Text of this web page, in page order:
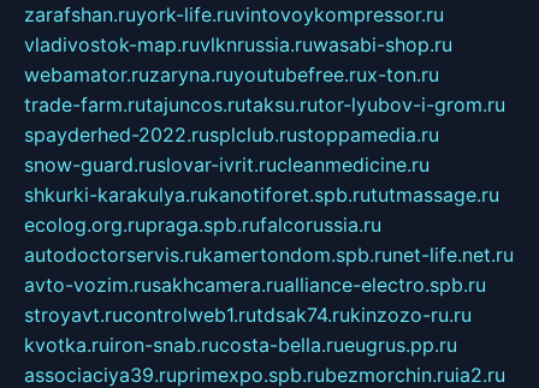
zarafshan.ruyork-life.ruvintovoykompressor.ru
vladivostok-map.ruvlknrussia.ruwasabi-shop.ru
webamator.ruzaryna.ruyoutubefree.rux-ton.ru
trade-farm.rutajuncos.rutaksu.rutor-lyubov-i-grom.ru
spayderhed-2022.rusplclub.rustoppamedia.ru
snow-guard.ruslovar-ivrit.rucleanmedicine.ru
shkurki-karakulya.rukanotiforet.spb.rututmassage.ru
ecolog.org.rupraga.spb.rufalcorussia.ru
autodoctorservis.rukamertondom.spb.runet-life.net.ru
avto-vozim.rusakhcamera.rualliance-electro.spb.ru
stroyavt.rucontrolweb1.rutdsak74.rukinzozo-ru.ru
kvotka.ruiron-snab.rucosta-bella.rueugrus.pp.ru
associaciya39.ruprimexpo.spb.rubezmorchin.ruia2.ru